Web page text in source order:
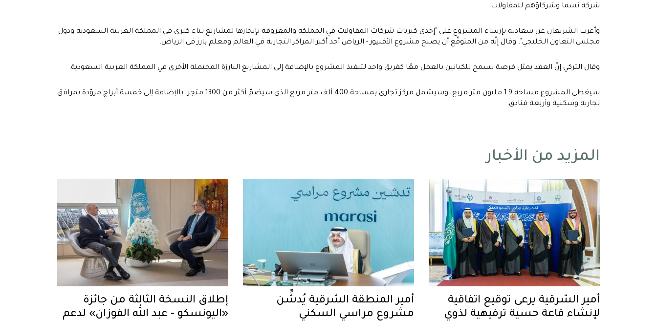
شركة نسما وشركاؤهم للمقاولات.
وأعرب الشريعان عن سعادته بإرساء المشروع على "إحدى كبريات شركات المقاولات في المملكة والمعروفة بإنجازها لمشاريع بناء كبرى في المملكة العربية السعودية ودول
مجلس التعاون الخليجي". وقال إنّه من المتوقّع أن يصبح مشروع الأفنيوز - الرياض أحد أكبر المراكز التجارية في العالم ومعلم بارز في الرياض.
وقال التركي إنّ العقد يمثل فرصة تسمح للكيانين بالعمل معًا كفريق واحد لتنفيذ المشروع بالإضافة إلى المشاريع البارزة المحتملة الأخرى في المملكة العربية السعودية.
سيغطي المشروع مساحة 1.9 مليون متر مربع، وسيشمل مركز تجاري بمساحة 400 ألف متر مربع الذي سيضمّ أكثر من 1300 متجر، بالإضافة إلى خمسة أبراج مزوّدة بمرافق
تجارية وسكنية وأربعة فنادق.
المزيد من الأخبار
أمير الشرقية يرعى توقيع اتفاقية
لإنشاء قاعة حسية ترفيهية لذوي
أمير المنطقة الشرقية يُدشِّن
مشروع مراسي السكني
إطلاق النسخة الثالثة من جائزة
«اليونسكو - عبد الله الفوزان» لدعم